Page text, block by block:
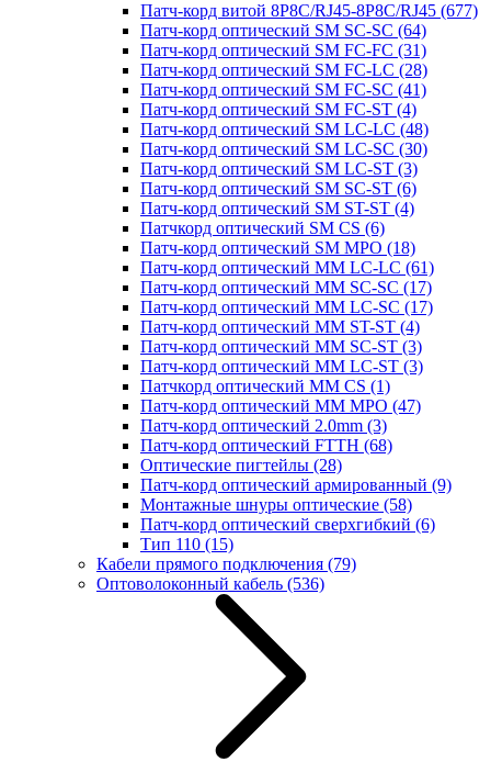
Патч-корд витой 8P8C/RJ45-8P8C/RJ45 (677)
Патч-корд оптический SM SC-SC (64)
Патч-корд оптический SM FC-FC (31)
Патч-корд оптический SM FC-LC (28)
Патч-корд оптический SM FC-SC (41)
Патч-корд оптический SM FC-ST (4)
Патч-корд оптический SM LC-LC (48)
Патч-корд оптический SM LC-SC (30)
Патч-корд оптический SM LC-ST (3)
Патч-корд оптический SM SC-ST (6)
Патч-корд оптический SM ST-ST (4)
Патчкорд оптический SM CS (6)
Патч-корд оптический SM MPO (18)
Патч-корд оптический MM LC-LC (61)
Патч-корд оптический MM SC-SC (17)
Патч-корд оптический MM LC-SC (17)
Патч-корд оптический MM ST-ST (4)
Патч-корд оптический MM SC-ST (3)
Патч-корд оптический MM LC-ST (3)
Патчкорд оптический MM CS (1)
Патч-корд оптический MM MPO (47)
Патч-корд оптический 2.0mm (3)
Патч-корд оптический FTTH (68)
Оптические пигтейлы (28)
Патч-корд оптический армированный (9)
Монтажные шнуры оптические (58)
Патч-корд оптический сверхгибкий (6)
Тип 110 (15)
Кабели прямого подключения (79)
Оптоволоконный кабель (536)